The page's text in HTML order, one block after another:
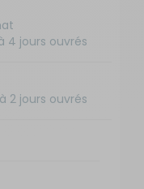
4 jours ouvrés
2 jours ouvrés